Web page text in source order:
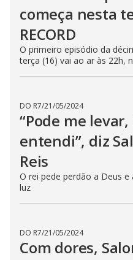
DO R7/20/07/2026
Jeroboão se
O episódio de Reis desta
RECORD